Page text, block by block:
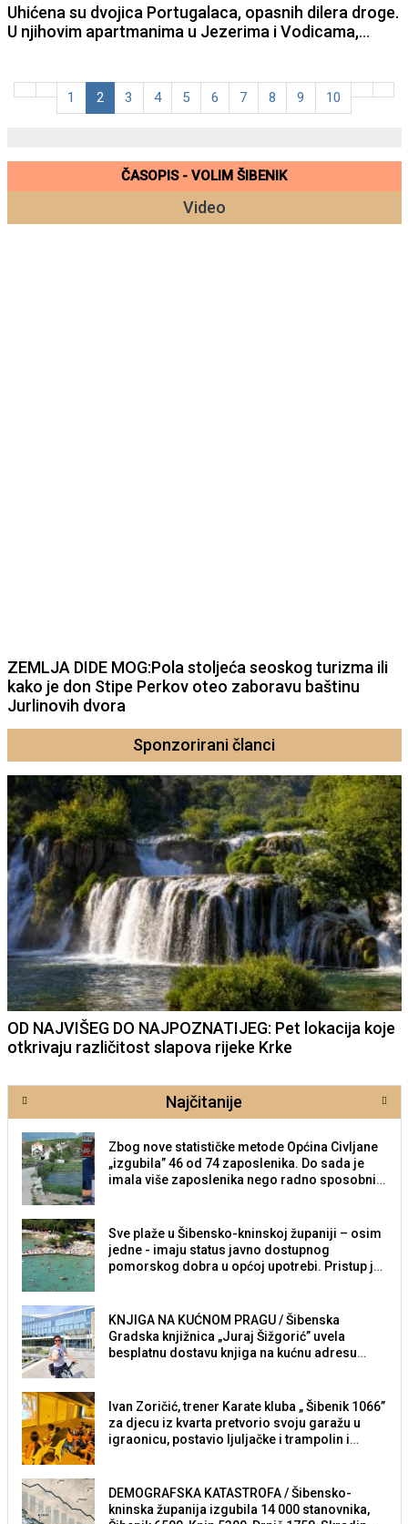
Uhićena su dvojica Portugalaca, opasnih dilera droge.
U njihovim apartmanima u Jezerima i Vodicama,
1 2 3 4 5 6 7 8 9 10
ČASOPIS - VOLIM ŠIBENIK
Video
ZEMLJA DIDE MOG:Pola stoljeća seoskog turizma ili
kako je don Stipe Perkov oteo zaboravu baštinu
Jurlinovih dvora
Sponzorirani članci
OD NAJVIŠEG DO NAJPOZNATIJEG: Pet lokacija koje
otkrivaju različitost slapova rijeke Krke
Najčitanije
Zbog nove statističke metode Općina Civljane
„izgubila” 46 od 74 zaposlenika. Do sada je
imala više zaposlenika nego radno sposobnih
Sve plaže u Šibensko-kninskoj županiji – osim
jedne - imaju status javno dostupnog
pomorskog dobra u općoj upotrebi. Pristup je
KNJIGA NA KUĆNOM PRAGU / Šibenska
Gradska knjižnica „Juraj Šižgorić” uvela
besplatnu dostavu knjiga na kućnu adresu
Ivan Zoričić, trener Karate kluba „ Šibenik 1066”
za djecu iz kvarta pretvorio svoju garažu u
igraonicu, postavio ljuljačke i trampolin i
DEMOGRAFSKA KATASTROFA / Šibensko-
kninska županija izgubila 14 000 stanovnika,